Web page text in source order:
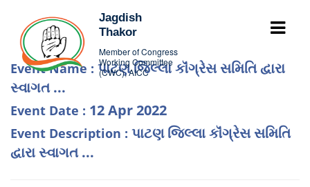
Jagdish
Thakor
Member of Congress
Working Committee
(CWC), AICC
Event Name : પાટણ જિલ્લા કૉંગ્રેસ સમિતિ દ્વારા
સ્વાગત ...
Event Date : 12 Apr 2022
Event Description : પાટણ જિલ્લા કૉંગ્રેસ સમિતિ
દ્વારા સ્વાગત ...